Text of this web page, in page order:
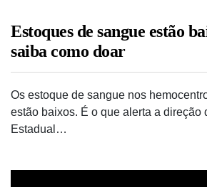
Estoques de sangue estão
saiba como doar
Os estoque de sangue nos
estão baixos. É o que alerta a direção
Estadual…